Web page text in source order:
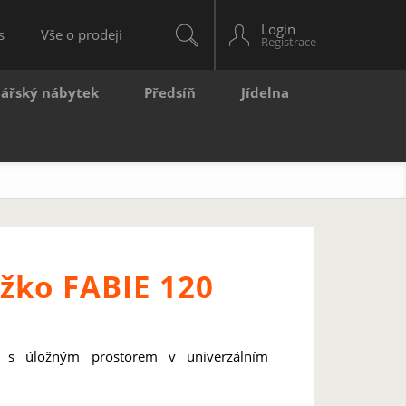
Login
Vše o prodeji
nábytek Předsíň Jídelna
FABIE 120
s úložným prostorem v univerzálním